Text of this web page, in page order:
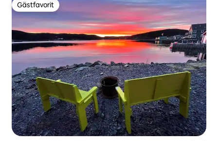
Gästfavorit
Gästfavorit